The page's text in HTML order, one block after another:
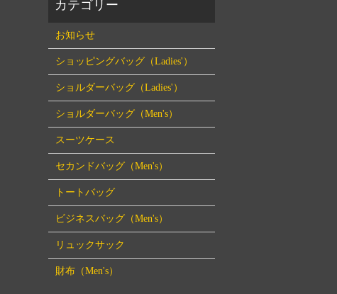
お知らせ
ショッピングバッグ（Ladies'）
ショルダーバッグ（Ladies'）
ショルダーバッグ（Men's）
スーツケース
セカンドバッグ（Men's）
トートバッグ
ビジネスバッグ（Men's）
リュックサック
財布（Men's）